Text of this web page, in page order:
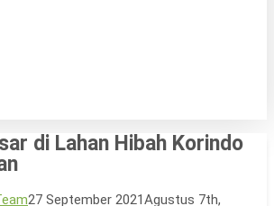
di Lahan Hibah Korindo
27 September 2021Agustus 7th,